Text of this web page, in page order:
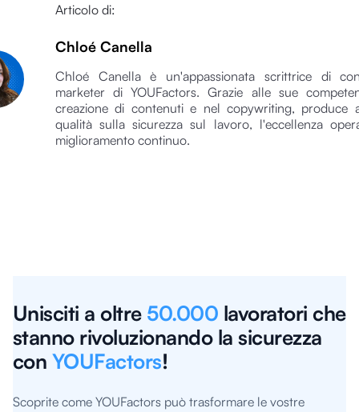
Articolo di:
Chloé Canella
Chloé Canella è un'appassionata scrittrice di
marketer di YOUFactors. Grazie alle sue
creazione di contenuti e nel copywriting, produce
qualità sulla sicurezza sul lavoro, l'eccellenza
miglioramento continuo.
Unisciti a oltre 50.000 lavoratori che
stanno rivoluzionando la sicurezza
con YOUFactors!
Scoprite come YOUFactors può trasformare le vostre